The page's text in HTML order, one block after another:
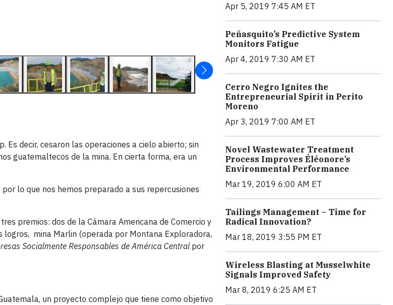
decir, cesaron las operaciones a cielo abierto; sin
guatemaltecos de la mina. En cierta forma, era un
lo que nos hemos preparado a sus repercusiones
premios: dos de la Cámara Americana de Comercio y
logros, mina Marlin (operada por Montana Exploradora,
Socialmente Responsables de América Central por
un proyecto complejo que tiene como objetivo
Apr 5, 2019 7:45 AM ET
Peñasquito’s Predictive System
Monitors Fatigue
Apr 4, 2019 7:30 AM ET
Cerro Negro Ignites the
Entrepreneurial Spirit in Perito
Moreno
Apr 3, 2019 7:00 AM ET
Novel Wastewater Treatment
Process Improves Éléonore’s
Environmental Performance
Mar 19, 2019 6:00 AM ET
Tailings Management – Time for
Radical Innovation?
Mar 18, 2019 3:55 PM ET
Wireless Blasting at Musselwhite
Signals Improved Safety
Mar 8, 2019 6:25 AM ET